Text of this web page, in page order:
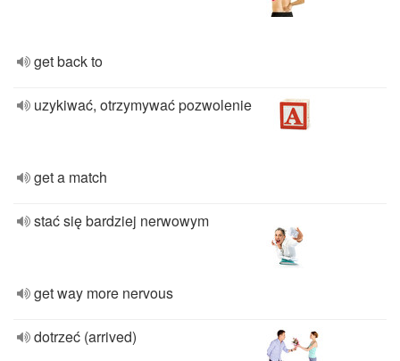
get back to
uzykiwać, otrzymywać pozwolenie
get a match
stać się bardziej nerwowym
get way more nervous
dotrzeć (arrived)